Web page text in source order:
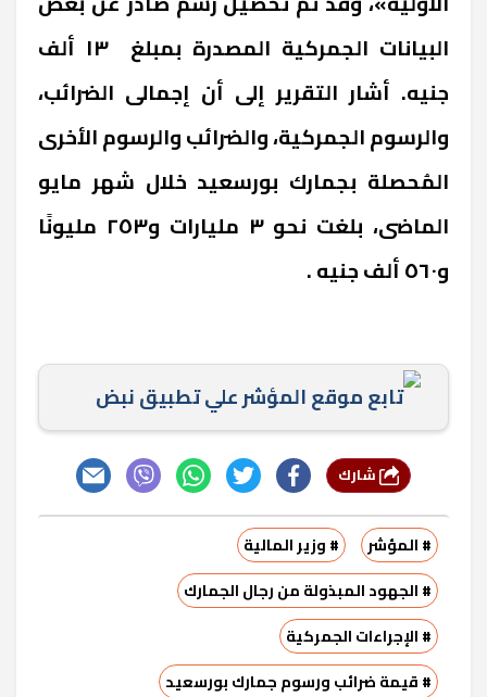
البيانات الجمركية المصدرة بمبلغ ١٣ ألف
جنيه. أشار التقرير إلى أن إجمالى الضرائب،
والرسوم الجمركية، والضرائب والرسوم الأخرى
المُحصلة بجمارك بورسعيد خلال شهر مايو
الماضى، بلغت نحو ٣ مليارات و٢٥٣ مليونًا
و٥٦٠ ألف جنيه .
تابع موقع المؤشر علي تطبيق نبض
# المؤشر
# وزير المالية
# الجهود المبذولة من رجال الجمارك
# الإجراءات الجمركية
# قيمة ضرائب ورسوم جمارك بورسعيد